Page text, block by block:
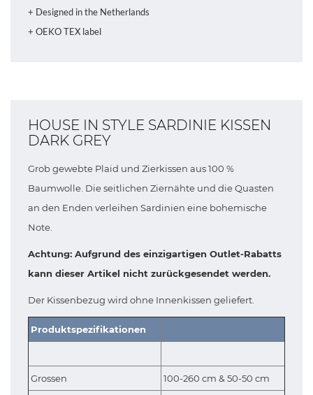
+ Designed in the Netherlands
+ OEKO TEX label
HOUSE IN STYLE SARDINIE KISSEN
DARK GREY
Grob gewebte Plaid und Zierkissen aus 100 %
Baumwolle. Die seitlichen Ziernähte und die Quasten
an den Enden verleihen Sardinien eine bohemische
Note.
Achtung: Aufgrund des einzigartigen Outlet-Rabatts
kann dieser Artikel nicht zurückgesendet werden.
Der Kissenbezug wird ohne Innenkissen geliefert.
Produktspezifikationen
Grossen 100-260 cm & 50-50 cm